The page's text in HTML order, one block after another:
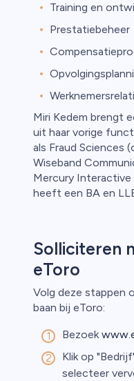
Training en
Prestatiebeheer
Miri Kedem brengt
uit haar vorige
als Fraud Sciences
Wiseband
Mercury
heeft een BA en
Solliciteren
eToro
Volg deze stappen
baan bij eToro:
Bezoek
Klik op
selecteer